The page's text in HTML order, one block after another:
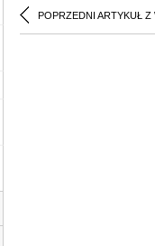
POPRZEDNI ARTYKUŁ Z